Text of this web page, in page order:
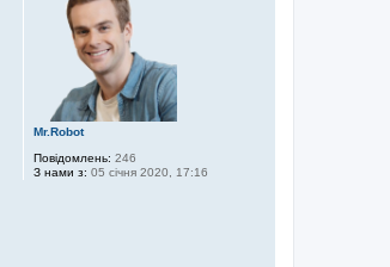
Mr.Robot
Повідомлень: 246
З нами з: 05 січня 2020, 17:16